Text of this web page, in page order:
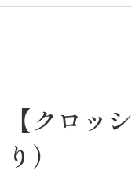
【クロッ
り）